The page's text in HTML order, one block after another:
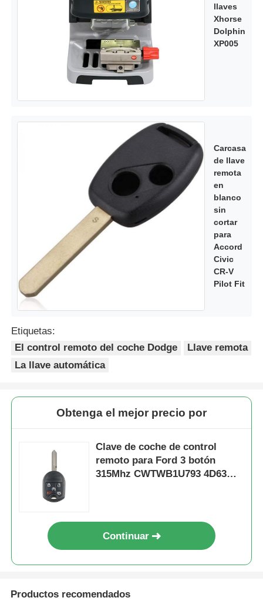
llaves
Xhorse
Dolphin
XP005
Carcasa
de llave
remota
en
blanco
sin
cortar
para
Accord
Civic
CR-V
Pilot Fit
Etiquetas:
El control remoto del coche Dodge
Llave remota
La llave automática
Obtenga el mejor precio por
Clave de coche de control
remoto para Ford 3 botón
315Mhz CWTWB1U793 4D63
Continuar
Productos recomendados